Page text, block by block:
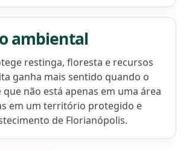
ambiental
restinga, floresta e recursos
ganha mais sentido quando o
não está apenas em uma área
em um território protegido e
de Florianópolis.